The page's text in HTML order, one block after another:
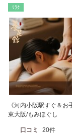
ﾘﾗｸ
《河内小阪駅すぐ＆
東大阪/もみほぐし
口コミ 20件